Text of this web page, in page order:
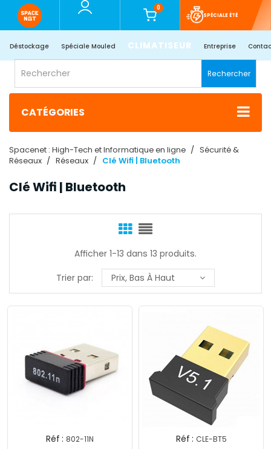
0
SPÉCIALE ÉTÉ
Déstockage Spéciale Mouled CLIMATISEUR Entreprise
Rechercher
CATÉGORIES
Spacenet : High-Tech et Informatique en ligne
Sécurité &
Réseaux
Réseaux Clé Wifi | Bluetooth
Clé Wifi | Bluetooth
Afficher 1-13 dans 13 produits.
Trier par:
Prix, Bas À Haut
Réf : 802-11N Réf : CLE-BT5